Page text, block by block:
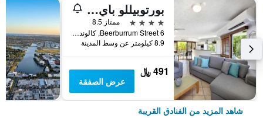
بورتوبيللو باي ذا سي
4 نجوم
ممتاز 8.5
6 Beerburrum Street, كالوندرا, QLD, أستراليا
8.9 كيلومتر عن وسط المدينة
491 ﷼
عرض الصفقة
شاهد المزيد من الفنادق القريبة